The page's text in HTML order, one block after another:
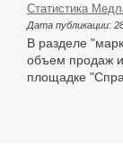
Статистика
Дата публикации:
В разделе
объем продаж и
площадке